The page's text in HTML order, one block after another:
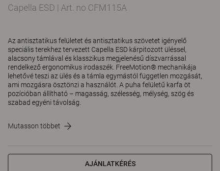
Capella ESD | Art. no CFM115A
Az antisztatikus felületet és antisztatikus szövetet igényelő
speciális terekhez tervezett Capella ESD kárpitozott üléssel,
alacsony támlával és klasszikus megjelenésű díszvarrással
rendelkező ergonomikus irodaszék. FreeMotion® mechanikája
lehetővé teszi az ülés és a támla egymástól független mozgását,
ami mozgásra ösztönzi a használót. A puha felületű karfa öt
pozícióban állítható – magasság, szélesség, mélység, szög és
szabad egyéni távolság.
Mutasson többet
AJÁNLATKÉRÉS